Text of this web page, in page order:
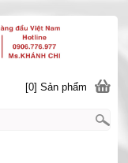
[0] Sản phẩm